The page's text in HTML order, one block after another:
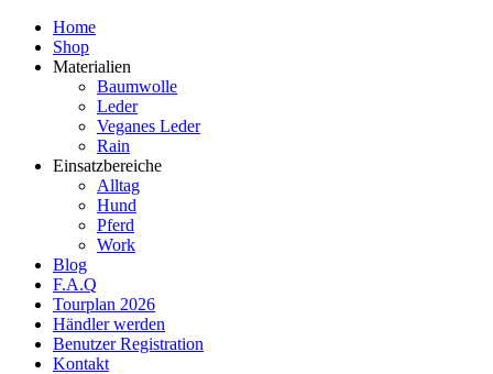
Home
Shop
Materialien
Baumwolle
Leder
Veganes Leder
Rain
Einsatzbereiche
Alltag
Hund
Pferd
Work
Blog
F.A.Q
Tourplan 2026
Händler werden
Benutzer Registration
Kontakt